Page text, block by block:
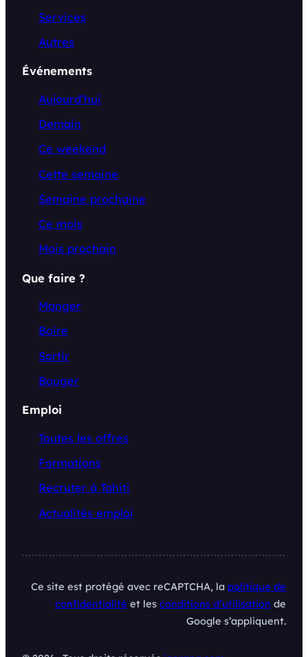
Services
Autres
Événements
Aujourd’hui
Demain
Ce weekend
Cette semaine
Semaine prochaine
Ce mois
Mois prochain
Que faire ?
Manger
Boire
Sortir
Bouger
Emploi
Toutes les offres
Formations
Recruter à Tahiti
Actualités emploi
Ce site est protégé avec reCAPTCHA, la politique de
confidentialité et les conditions d’utilisation de
Google s’appliquent.